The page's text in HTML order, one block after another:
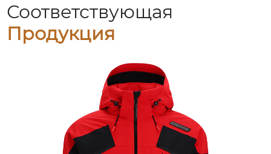
Соответствующая
Продукция